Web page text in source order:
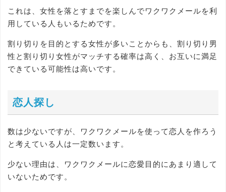
これは、女性を落とすまでを楽しんでワクワクメールを利
用している人もいるためです。
割り切りを目的とする女性が多いことからも、割り切り男
性と割り切り女性がマッチする確率は高く、お互いに満足
できている可能性は高いです。
恋人探し
数は少ないですが、ワクワクメールを使って恋人を作ろう
と考えている人は一定数います。
少ない理由は、ワクワクメールに恋愛目的にあまり適して
いないためです。